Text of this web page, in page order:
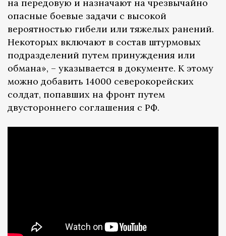
на передовую и назначают на чрезвычайно
опасные боевые задачи с высокой
вероятностью гибели или тяжелых ранений.
Некоторых включают в состав штурмовых
подразделений путем принуждения или
обмана», – указывается в документе. К этому
можно добавить 14000 северокорейских
солдат, попавших на фронт путем
двустороннего соглашения с РФ.